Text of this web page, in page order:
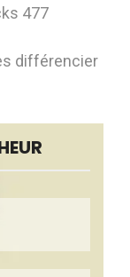
477
différencier